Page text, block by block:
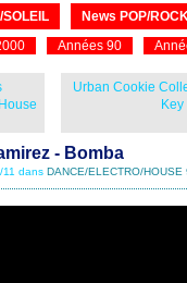
SOLEIL
News POP/
Années 90
Urban Cookie
- Bomba
11 dans DANCE/ELECTRO/HOUSE